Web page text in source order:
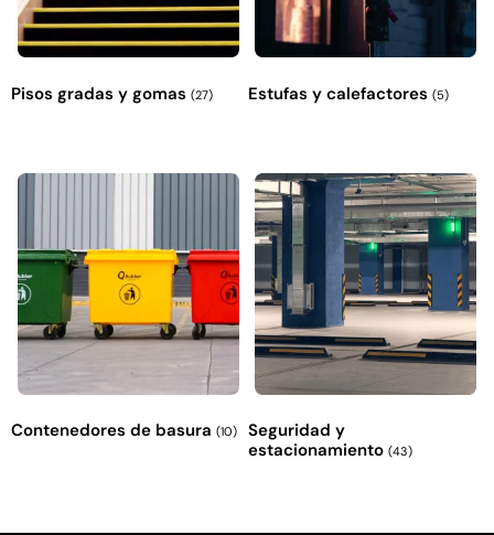
Pisos gradas y gomas (27) Estufas y calefactores (5)
Contenedores de basura (10)
Seguridad y
estacionamiento (43)